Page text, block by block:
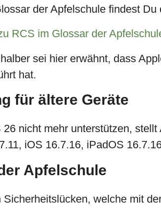
der Apfelschule findest Du
RCS im Glossar der
sei hier erwähnt, dass
hat.
für ältere Geräte
nicht mehr unterstützen,
iOS 16.7.16, iPadOS
Apfelschule
welche mit